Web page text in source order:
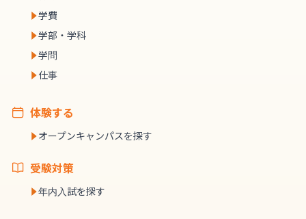
学費
学部・学科
学問
仕事
体験する
オープンキャンパスを探す
受験対策
年内入試を探す